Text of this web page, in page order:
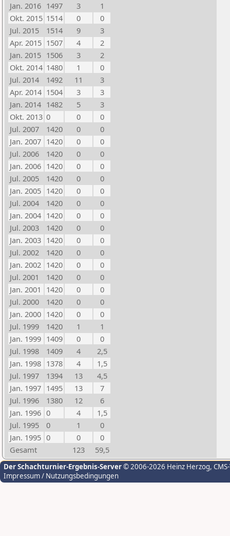
Jan. 2016 1497 3
1
Okt. 2015 1514 0
0
Jul. 2015
1514 9
3
Apr. 2015 1507 4
2
Jan. 2015 1506 3
2
Okt. 2014 1480 1
0
Jul. 2014
1492 11
3
Apr. 2014 1504 3
3
Jan. 2014 1482 5
3
Okt. 2013 0 0
0
Jul. 2007
1420 0
0
Jan. 2007 1420 0
0
Jul. 2006
1420 0
0
Jan. 2006 1420 0
0
Jul. 2005
1420 0
0
Jan. 2005 1420 0
0
Jul. 2004
1420 0
0
Jan. 2004 1420 0
0
Jul. 2003
1420 0
0
Jan. 2003 1420 0
0
Jul. 2002
1420 0
0
Jan. 2002 1420 0
0
Jul. 2001
1420 0
0
Jan. 2001
1420 0
0
Jul. 2000
1420 0
0
Jan. 2000 1420 0
0
Jul. 1999
1420 1
1
Jan. 1999 1409 0
0
Jul. 1998
1409 4
2,5
Jan. 1998 1378 4
1,5
Jul. 1997
1394 13
4,5
Jan. 1997 1495 13
7
Jul. 1996
1380 12
6
Jan. 1996 0 4
1,5
Jul. 1995
0 1
0
Jan. 1995 0 0
0
Gesamt
123 59,5
Der Schachturnier-Ergebnis-Server© 2006-2026 Heinz Herzog,
Impressum / Nutzungsbedingungen